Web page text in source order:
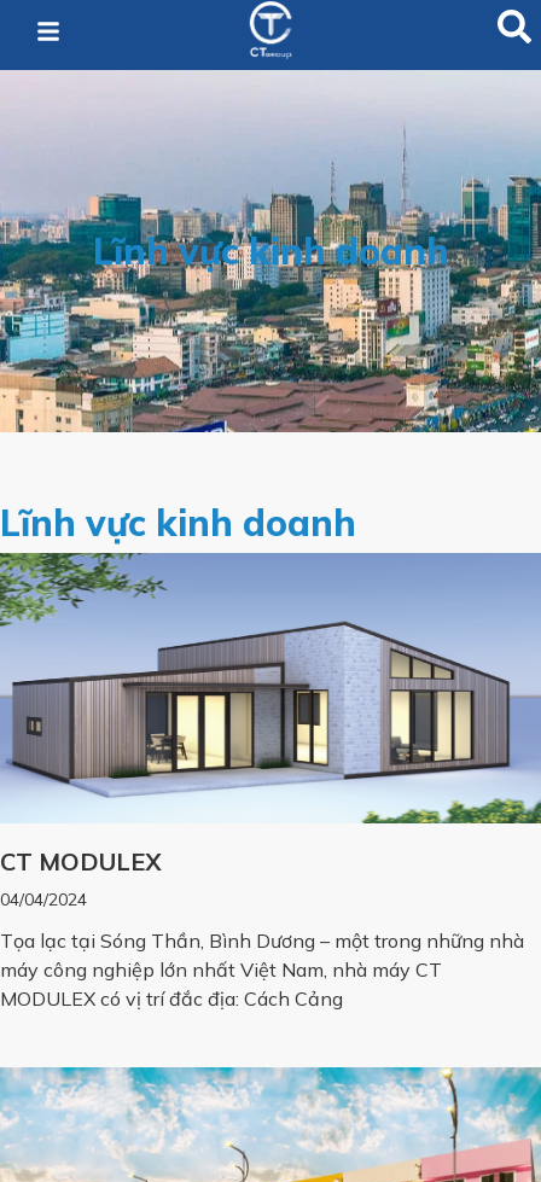
Lĩnh vực kinh doanh
Lĩnh vực kinh doanh
CT MODULEX
04/04/2024
Tọa lạc tại Sóng Thần, Bình Dương – một trong những nhà
máy công nghiệp lớn nhất Việt Nam, nhà máy CT
MODULEX có vị trí đắc địa: Cách Cảng